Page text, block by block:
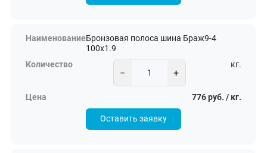
Бронзовая полоса шина Браж9-4
100х1.9
− +
кг.
776 руб. / кг.
Оставить заявку